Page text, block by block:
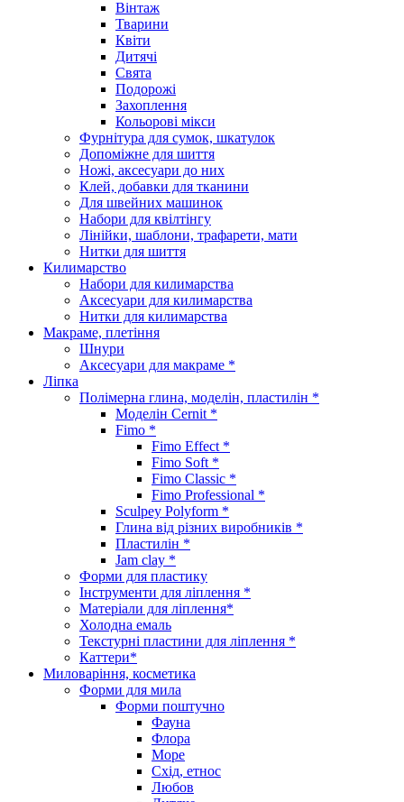
Вінтаж
Тварини
Квіти
Дитячі
Свята
Подорожі
Захоплення
Кольорові мікси
Фурнітура для сумок, шкатулок
Допоміжне для шиття
Ножі, аксесуари до них
Клей, добавки для тканини
Для швейних машинок
Набори для квілтінгу
Лінійки, шаблони, трафарети, мати
Нитки для шиття
Килимарство
Набори для килимарства
Аксесуари для килимарства
Нитки для килимарства
Макраме, плетіння
Шнури
Аксесуари для макраме *
Ліпка
Полімерна глина, моделін, пластилін *
Моделін Cernit *
Fimo *
Fimo Effect *
Fimo Soft *
Fimo Classic *
Fimo Professional *
Sculpey Polyform *
Глина від різних виробників *
Пластилін *
Jam clay *
Форми для пластику
Інструменти для ліплення *
Матеріали для ліплення*
Холодна емаль
Текстурні пластини для ліплення *
Каттери*
Миловаріння, косметика
Форми для мила
Форми поштучно
Фауна
Флора
Море
Схід, етнос
Любов